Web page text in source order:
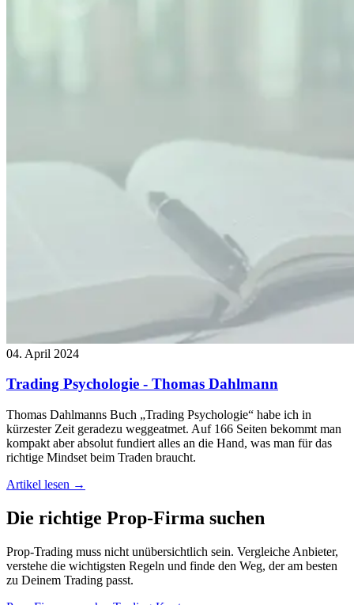
04. April 2024
Trading Psychologie - Thomas Dahlmann
Thomas Dahlmanns Buch „Trading Psychologie“ habe ich in
kürzester Zeit geradezu weggeatmet. Auf 166 Seiten bekommt man
kompakt aber absolut fundiert alles an die Hand, was man für das
richtige Mindset beim Traden braucht.
Artikel lesen →
Die richtige Prop-Firma suchen
Prop-Trading muss nicht unübersichtlich sein. Vergleiche Anbieter,
verstehe die wichtigsten Regeln und finde den Weg, der am besten
zu Deinem Trading passt.